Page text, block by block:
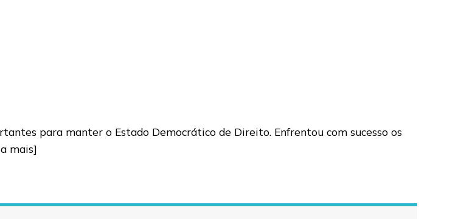
para manter o Estado Democrático de Direito. Enfrentou com sucesso os
mais]